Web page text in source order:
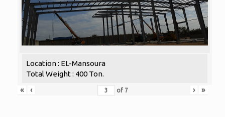
Location : EL-Mansoura
Total Weight : 400 Ton.
«
‹ of 7 › »